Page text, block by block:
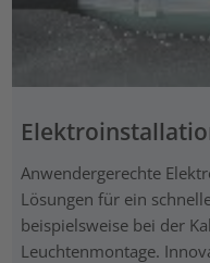
Anwendergerechte
Lösungen für ein
beispielsweise bei der
Leuchtenmontage.